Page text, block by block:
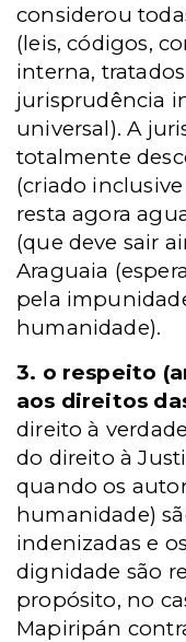
considerou
(leis, códigos,
interna,
jurisprudência
universal). A
totalmente
(criado
resta agora
(que deve sair
Araguaia
pela
humanidade).
3. o respeito
aos direitos
direito à
do direito à
quando os
humanidade)
indenizadas e
dignidade são
propósito, no
Mapiripán